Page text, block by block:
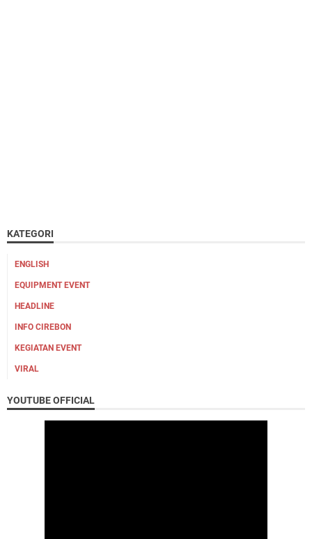
KATEGORI
ENGLISH
EQUIPMENT EVENT
HEADLINE
INFO CIREBON
KEGIATAN EVENT
VIRAL
YOUTUBE OFFICIAL